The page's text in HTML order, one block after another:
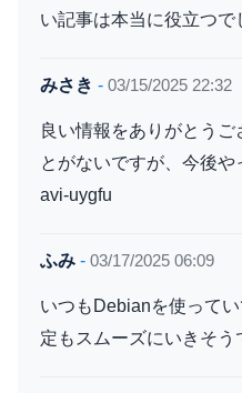
い記事は本当に役立つで
みさき - 03/15/2025 22:32
良い情報をありがとうご
とがないですが、今後や
avi-uygfu
ふみ - 03/17/2025 06:09
いつもDebianを使って
定もスムーズにいきそう